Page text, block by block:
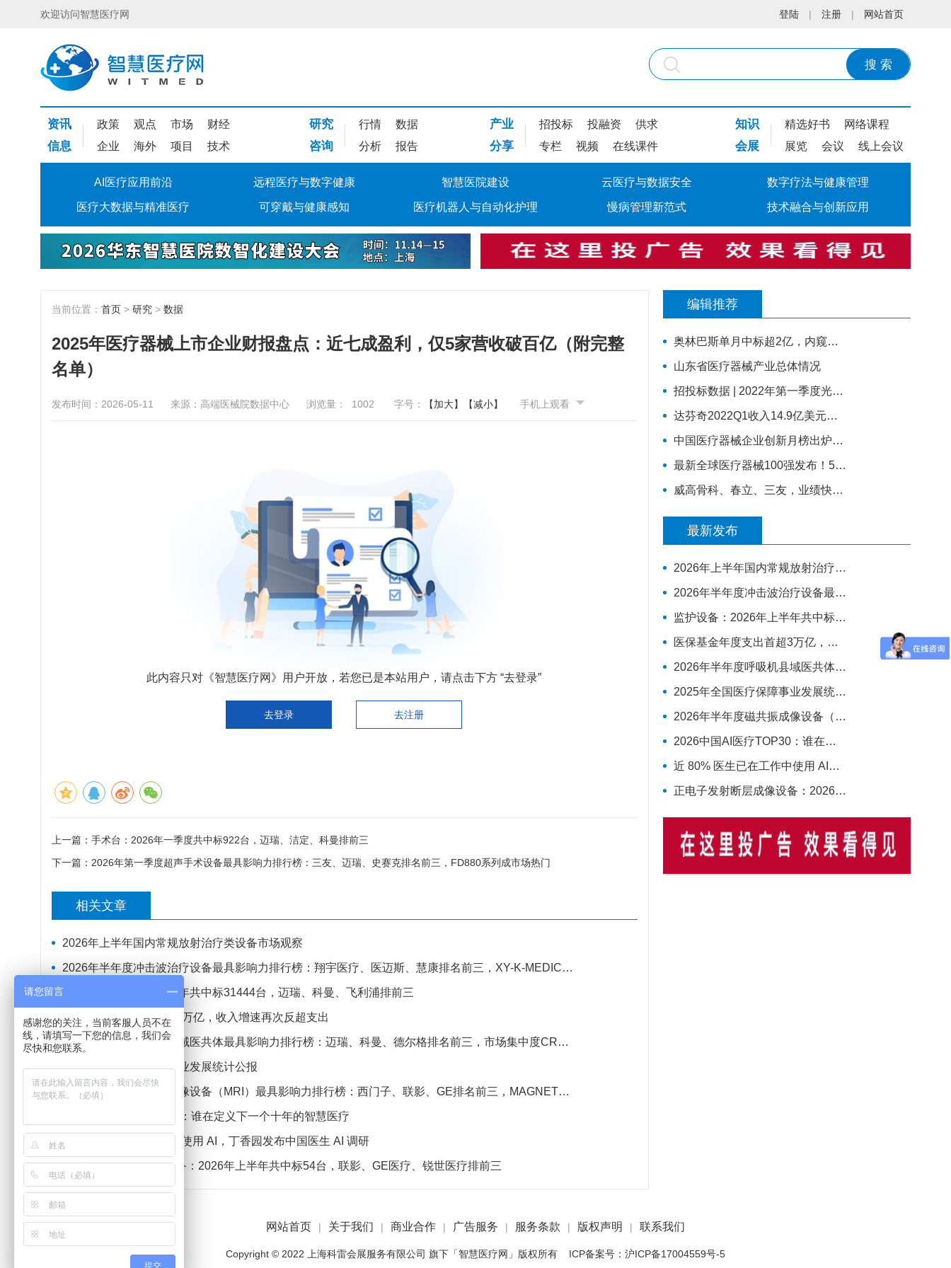
欢迎访问智慧医疗网 登陆 | 注册 | 网站首页
搜 索
资讯 政策 观点 市场 财经
信息 企业 海外 项目 技术
研究 行情 数据
咨询 分析 报告
产业 招投标 投融资 供求
分享 专栏 视频 在线课件
知识 精选好书 网络课程
会展 展览 会议 线上会议
AI医疗应用前沿 远程医疗与数字健康 智慧医院建设 云医疗与数据安全 数字疗法与健康管理
医疗大数据与精准医疗 可穿戴与健康感知 医疗机器人与自动化护理 慢病管理新范式 技术融合与创新应用
当前位置： 首页 > 研究 > 数据
2025年医疗器械上市企业财报盘点：近七成盈利，仅5家营收破百亿（附完整
名单）
发布时间：2026-05-11 来源：高端医械院数据中心 浏览量： 1002 字号： 【加大】 【减小】 手机上观看
此内容只对《智慧医疗网》用户开放，若您已是本站用户，请点击下方 “去登录”
去登录 去注册
上一篇： 手术台：2026年一季度共中标922台，迈瑞、洁定、科曼排前三
下一篇： 2026年第一季度超声手术设备最具影响力排行榜：三友、迈瑞、史赛克排名前三，FD880系列成市场热门
相关文章
2026年上半年国内常规放射治疗类设备市场观察
2026年半年度冲击波治疗设备最具影响力排行榜：翔宇医疗、医迈斯、慧康排名前三，XY-K-MEDICAL系列广受欢迎
监护设备：2026年上半年共中标31444台，迈瑞、科曼、飞利浦排前三
医保基金年度支出首超3万亿，收入增速再次反超支出
2026年半年度呼吸机县域医共体最具影响力排行榜：迈瑞、科曼、德尔格排名前三，市场集中度CR3超75%
2025年全国医疗保障事业发展统计公报
2026年半年度磁共振成像设备（MRI）最具影响力排行榜：西门子、联影、GE排名前三，MAGNETOM Vida等型号广受欢迎
2026中国AI医疗TOP30：谁在定义下一个十年的智慧医疗
近 80% 医生已在工作中使用 AI，丁香园发布中国医生 AI 调研
正电子发射断层成像设备：2026年上半年共中标54台，联影、GE医疗、锐世医疗排前三
编辑推荐
奥林巴斯单月中标超2亿，内窥镜采购排行来了！
山东省医疗器械产业总体情况
招投标数据 | 2022年第一季度光治疗设备招采报告：为人光大狂揽2成中标份额
达芬奇2022Q1收入14.9亿美元，装机311台，手术量同步增长19%
中国医疗器械企业创新月榜出炉，医用成像成融资热门领域
最新全球医疗器械100强发布！5家中国企业上榜，迈瑞缺席
威高骨科、春立、三友，业绩快报公布
最新发布
2026年上半年国内常规放射治疗类设备市场观察
2026年半年度冲击波治疗设备最具影响力排行榜：翔宇医疗、医迈斯、慧康排名前三，XY-K-MEDICAL系列广受欢迎
监护设备：2026年上半年共中标31444台，迈瑞、科曼、飞利浦排前三
医保基金年度支出首超3万亿，收入增速再次反超支出
2026年半年度呼吸机县域医共体最具影响力排行榜：迈瑞、科曼、德尔格排名前三，市场集中度CR3超75%
2025年全国医疗保障事业发展统计公报
2026年半年度磁共振成像设备（MRI）最具影响力排行榜：西门子、联影、GE排名前三，MAGNETOM Vida等型号广受欢迎
2026中国AI医疗TOP30：谁在定义下一个十年的智慧医疗
近 80% 医生已在工作中使用 AI，丁香园发布中国医生 AI 调研
正电子发射断层成像设备：2026年上半年共中标54台，联影、GE医疗、锐世医疗排前三
网站首页 | 关于我们 | 商业合作 | 广告服务 | 服务条款 | 版权声明 | 联系我们
Copyright © 2022 上海科雷会展服务有限公司 旗下「智慧医疗网」版权所有 ICP备案号： 沪ICP备17004559号-5
请您留言
感谢您的关注，当前客服人员不在
线，请填写一下您的信息，我们会
尽快和您联系。
提交